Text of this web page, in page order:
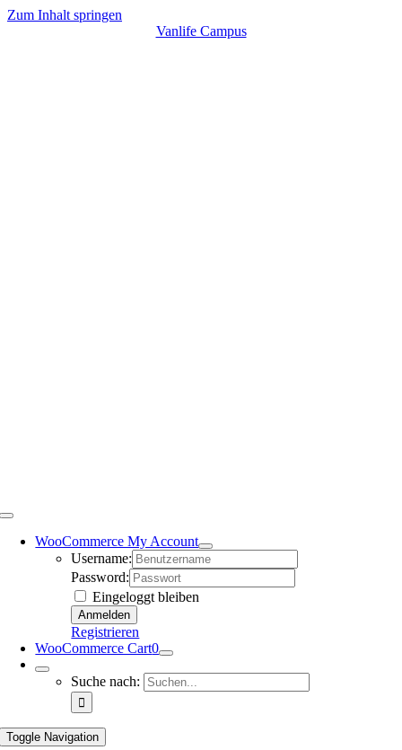
Zum Inhalt springen
Vanlife Campus
WooCommerce My Account
Username:
Password:
Eingeloggt bleiben
Registrieren
WooCommerce Cart0
Suche nach:
Toggle Navigation